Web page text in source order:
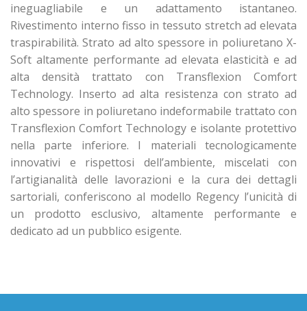
ineguagliabile e un adattamento istantaneo.
Rivestimento interno fisso in tessuto stretch ad elevata
traspirabilità. Strato ad alto spessore in poliuretano X-
Soft altamente performante ad elevata elasticità e ad
alta densità trattato con Transflexion Comfort
Technology. Inserto ad alta resistenza con strato ad
alto spessore in poliuretano indeformabile trattato con
Transflexion Comfort Technology e isolante protettivo
nella parte inferiore. I materiali tecnologicamente
innovativi e rispettosi dell’ambiente, miscelati con
l’artigianalità delle lavorazioni e la cura dei dettagli
sartoriali, conferiscono al modello Regency l’unicità di
un prodotto esclusivo, altamente performante e
dedicato ad un pubblico esigente.